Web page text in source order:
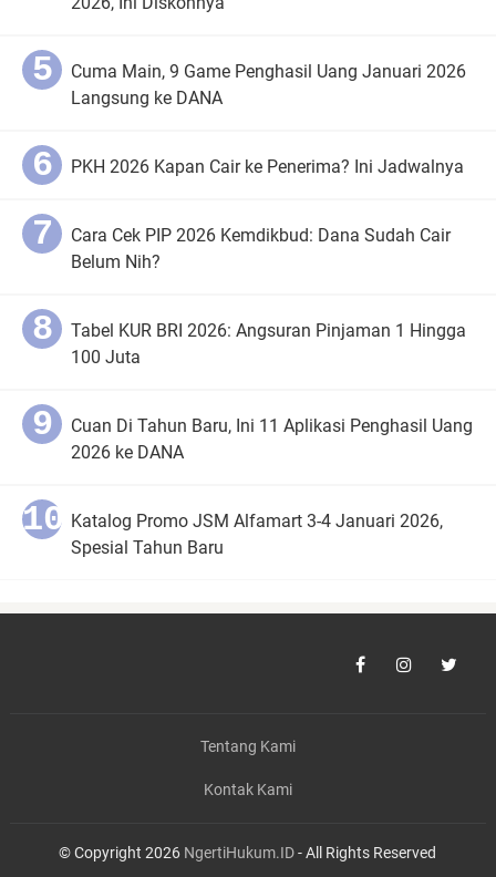
Cuma Main, 9 Game Penghasil Uang Januari 2026
Langsung ke DANA
PKH 2026 Kapan Cair ke Penerima? Ini Jadwalnya
Cara Cek PIP 2026 Kemdikbud: Dana Sudah Cair
Belum Nih?
Tabel KUR BRI 2026: Angsuran Pinjaman 1 Hingga
100 Juta
Cuan Di Tahun Baru, Ini 11 Aplikasi Penghasil Uang
2026 ke DANA
Katalog Promo JSM Alfamart 3-4 Januari 2026,
Spesial Tahun Baru
Tentang Kami
Kontak Kami
© Copyright 2026 NgertiHukum.ID- All Rights Reserved